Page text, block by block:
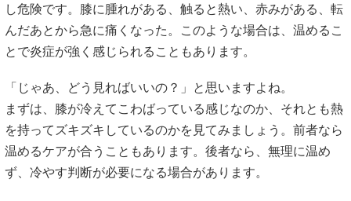
し危険です。膝に腫れがある、触ると熱い、赤みがある、転
んだあとから急に痛くなった。このような場合は、温めるこ
とで炎症が強く感じられることもあります。
「じゃあ、どう見ればいいの？」と思いますよね。
まずは、膝が冷えてこわばっている感じなのか、それとも熱
を持ってズキズキしているのかを見てみましょう。前者なら
温めるケアが合うこともあります。後者なら、無理に温め
ず、冷やす判断が必要になる場合があります。